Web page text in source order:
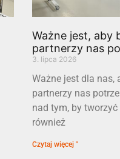
Ważne jest, aby
partnerzy nas
3. lipca 2026
Ważne jest dla nas,
partnerzy nas
nad tym, by
również
Czytaj więcej "